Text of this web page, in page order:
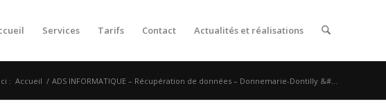
Services Tarifs Contact Actualités et réalisations
: Accueil / ADS INFORMATIQUE – Récupération de données – Donnemarie-Dontilly &#...